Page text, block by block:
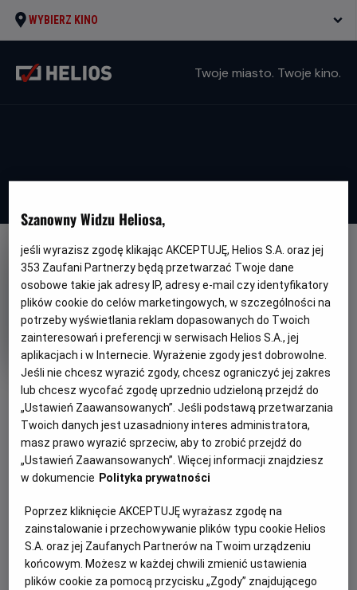
WYBIERZ KINO
Twoje miasto. Twoje kino.
The Grudge: Klątwa
Oryginalny
tytuł
The Grudge Gatunek
Horror
Minimalny
wiek
Od 15 lat
Czas
trwania
93 min
Kraj
i
rok
produkcji
Kanada, USA
PREMIERA
3 stycznia 2020
REŻYSERIA
Nicolas Pesce
SCENARIUSZ
Nicolas Pesce
Betty Gilpin, William Sadler, Andrea Riseborough
WIĘCEJ SZCZEGÓŁÓW
WYBIERZ SWOJE KINO
ABY ZOBACZYĆ GODZINY SEANSÓW
Bełchatów-
Helios
Białystok-
Helios Alfa
Białystok-
Helios Biała
Białystok-
Helios Jurowiecka
Bielsko-Biała-
Helios
Szanowny Widzu Heliosa,
jeśli wyrazisz zgodę klikając AKCEPTUJĘ, Helios S.A. oraz jej
353 Zaufani Partnerzy będą przetwarzać Twoje dane
osobowe takie jak adresy IP, adresy e-mail czy identyfikatory
plików cookie do celów marketingowych, w szczególności na
potrzeby wyświetlania reklam dopasowanych do Twoich
zainteresowań i preferencji w serwisach Helios S.A., jej
aplikacjach i w Internecie. Wyrażenie zgody jest dobrowolne.
Jeśli nie chcesz wyrazić zgody, chcesz ograniczyć jej zakres
lub chcesz wycofać zgodę uprzednio udzieloną przejdź do
„Ustawień Zaawansowanych”. Jeśli podstawą przetwarzania
Twoich danych jest uzasadniony interes administratora,
masz prawo wyrazić sprzeciw, aby to zrobić przejdź do
„Ustawień Zaawansowanych”. Więcej informacji znajdziesz
w dokumencie Polityka prywatności
Poprzez kliknięcie AKCEPTUJĘ wyrażasz zgodę na
zainstalowanie i przechowywanie plików typu cookie Helios
S.A. oraz jej Zaufanych Partnerów na Twoim urządzeniu
końcowym. Możesz w każdej chwili zmienić ustawienia
plików cookie za pomocą przycisku „Zgody” znajdującego